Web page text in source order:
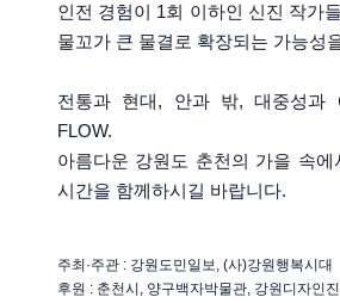
인전 경험이 1회 이하인 신진 작가
물꼬가 큰 물결로 확장되는 가능성
전통과 현대, 안과 밖, 대중성과
FLOW.
아름다운 강원도 춘천의 가을 속
시간을 함께하시길 바랍니다.
주최·주관 : 강원도민일보, (사)강원행복시대
후원 : 춘천시, 양구백자박물관, 강원디자인